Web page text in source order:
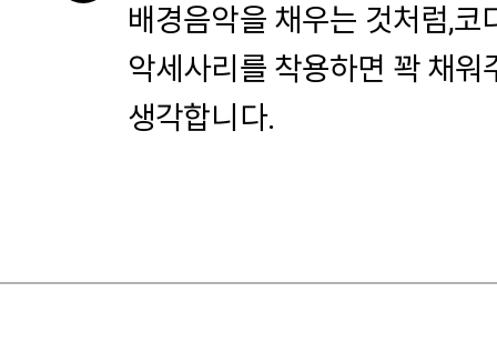
배경음악을 채우는 것처럼,코
악세사리를 착용하면 꽉 채워
생각합니다.